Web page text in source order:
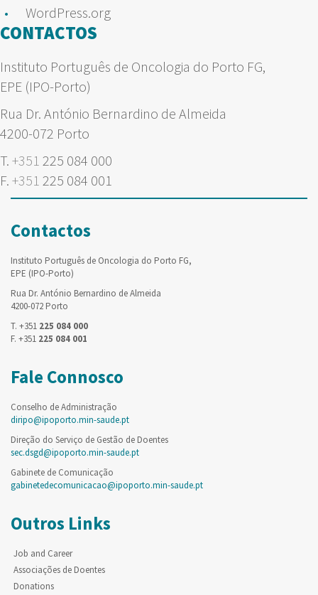
WordPress.org
CONTACTOS
Instituto Português de Oncologia do Porto FG,
EPE (IPO-Porto)
Rua Dr. António Bernardino de Almeida
4200-072 Porto
T. +351 225 084 000
F. +351 225 084 001
Contactos
Instituto Português de Oncologia do Porto FG,
EPE (IPO-Porto)
Rua Dr. António Bernardino de Almeida
4200-072 Porto
T. +351 225 084 000
F. +351 225 084 001
Fale Connosco
Conselho de Administração
diripo@ipoporto.min-saude.pt
Direção do Serviço de Gestão de Doentes
sec.dsgd@ipoporto.min-saude.pt
Gabinete de Comunicação
gabinetedecomunicacao@ipoporto.min-saude.pt
Outros Links
Job and Career
Associações de Doentes
Donations